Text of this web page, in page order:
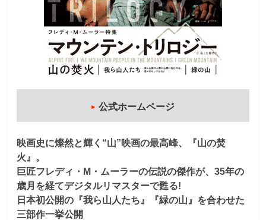
公式ホームページ
映画史に燦然と輝く“山”映画の最高峰、『山の焚
火』。
巨匠フレディ・M・ムーラーの伝説の傑作が、35年の
歳月を経てデジタルリマスターで甦る!
日本初公開の『我ら山人たち』『緑の山』を合わせた
三部作一挙公開